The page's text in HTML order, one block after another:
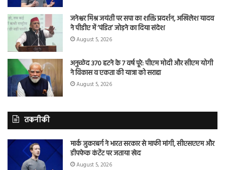
जनेश्वर मिश्र जयंती पर सपा का शक्ति प्रदर्शन, अखिलेश यादव
ने पीडीए में ‘पंडित’ जोड़ने का दिया संदेश
August 5, 2026
अनुच्छेद 370 हटने के 7 वर्ष पूरे: पीएम मोदी और सीएम योगी
ने विकास व एकता की यात्रा को सराहा
August 5, 2026
तकनीकी
मार्क जुकरबर्ग ने भारत सरकार से माफी मांगी, सीएसएएम और
डीपफेक कंटेंट पर जताया खेद
August 5, 2026